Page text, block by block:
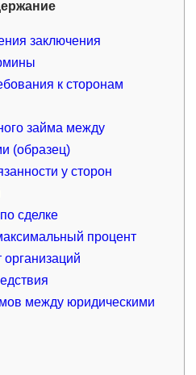
заключения
к сторонам
займа между
(образец)
у сторон
сделке
процент
между юридическими